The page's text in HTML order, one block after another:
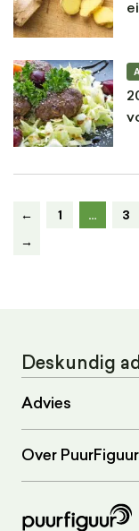
← 1 … 3
→
Deskundig
Advies
Over PuurFiguur